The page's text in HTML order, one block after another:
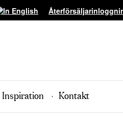
Inspiration Kontakt